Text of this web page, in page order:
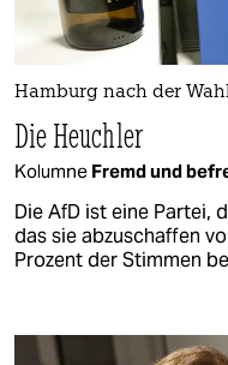
Hamburg nach der
Die Heuchler
Kolumne Fremd und
Die AfD ist eine Partei,
das sie abzuschaffen
Prozent der Stimmen